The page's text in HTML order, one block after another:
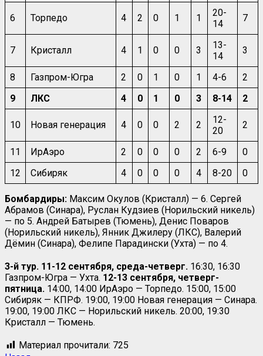
6 Торпедо 4 2 0 1 1
20-
14
7
7 Кристалл 4 1 0 0 3
13-
14
3
8 Газпром-Югра 2 0 1 0 1 4-6
2
9
ЛКС 4 0 1 0 3 8-14 2
10 Новая генерация 4 0 0 2 2
12-
20
2
11 ИрАэро 2 0 0 0 2 6-9
0
12
Сибиряк 4 0 0 0 4 8-20 0
Бомбардиры: Максим Окулов (Кристалл) — 6. Сергей
Абрамов (Синара), Руслан Кудзиев (Норильский никель)
— по 5. Андрей Батырев (Тюмень), Денис Поваров
(Норильский никель), Янник Джилеру (ЛКС), Валерий
Дёмин (Синара), Фелипе Парадински (Ухта) — по 4.
3-й тур. 11-12 сентября, среда-четверг. 16:30, 16:30
Газпром-Югра — Ухта. 12-13 сентября, четверг-
пятница. 14:00, 14:00 ИрАэро — Торпедо. 15:00, 15:00
Сибиряк — КПРФ. 19:00, 19:00 Новая генерация — Синара.
19:00, 19:00 ЛКС — Норильский никель. 20:00, 19:30
Кристалл — Тюмень.
Материал прочитали: 725